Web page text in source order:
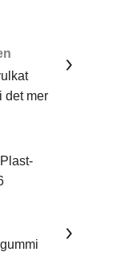
det mer